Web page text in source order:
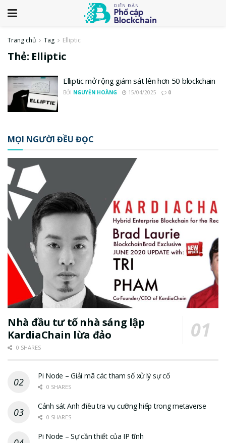
Trang chủ Tag Elliptic
Thẻ: Elliptic
Elliptic mở rộng giám sát lên hơn 50 blockchain
BỞI NGUYỄN HOÀNG 15/04/2025 0
MỌI NGƯỜI ĐỀU ĐỌC
Nhà đầu tư tố nhà sáng lập
KardiaChain lừa đảo
0 SHARES
Pi Node – Giải mã các tham số xử lý sự cố
0 SHARES
Cảnh sát Anh điều tra vụ cưỡng hiếp trong metaverse
0 SHARES
Pi Node – Sự cần thiết của IP tĩnh